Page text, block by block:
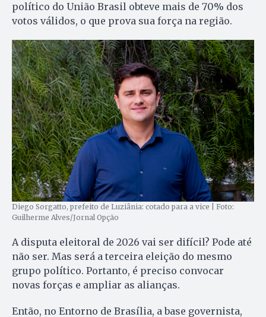
político do União Brasil obteve mais de 70% dos
votos válidos, o que prova sua força na região.
Diego Sorgatto, prefeito de Luziânia: cotado para a vice | Foto:
Guilherme Alves/Jornal Opção
A disputa eleitoral de 2026 vai ser difícil? Pode até
não ser. Mas será a terceira eleição do mesmo
grupo político. Portanto, é preciso convocar
novas forças e ampliar as alianças.
Então, no Entorno de Brasília, a base governista,